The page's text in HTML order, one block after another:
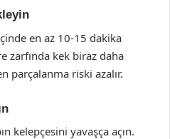
en az 10-15 dakika
zarfında kek biraz daha
parçalanma riski azalır.
kelepçesini yavaşça açın.